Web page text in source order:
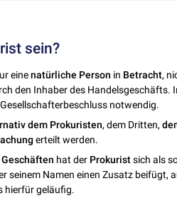
sein?
einenatürliche Person in Betracht,
den Inhaber des Handelsgeschäfts.
notwendig.
dem Prokuristen, dem Dritten,
erteilt werden.
Geschäften hat der Prokuristsich als
seinem Namen einen Zusatz beifügt,
hierfür geläufig.